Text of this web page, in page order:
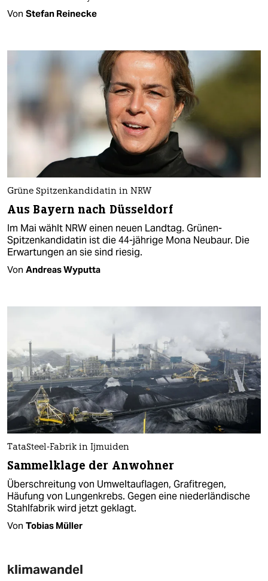
Von Stefan Reinecke
Grüne Spitzenkandidatin in NRW
Aus Bayern nach Düsseldorf
Im Mai wählt NRW einen neuen Landtag. Grünen-
Spitzenkandidatin ist die 44-jährige Mona Neubaur. Die
Erwartungen an sie sind riesig.
Von Andreas Wyputta
TataSteel-Fabrik in Ijmuiden
Sammelklage der Anwohner
Überschreitung von Umweltauflagen, Grafitregen,
Häufung von Lungenkrebs. Gegen eine niederländische
Stahlfabrik wird jetzt geklagt.
Von Tobias Müller
klimawandel